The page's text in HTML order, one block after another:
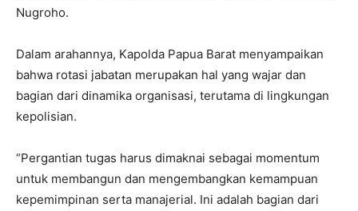
Nugroho.
Dalam arahannya, Kapolda Papua Barat menyampaikan
bahwa rotasi jabatan merupakan hal yang wajar dan
bagian dari dinamika organisasi, terutama di lingkungan
kepolisian.
“Pergantian tugas harus dimaknai sebagai momentum
untuk membangun dan mengembangkan kemampuan
kepemimpinan serta manajerial. Ini adalah bagian dari